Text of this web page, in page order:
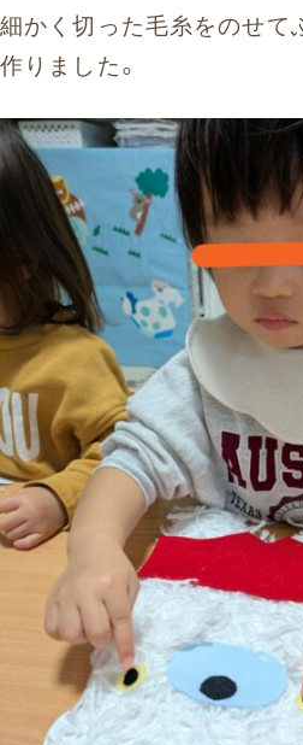
細かく切った毛糸をのせて
作りました。